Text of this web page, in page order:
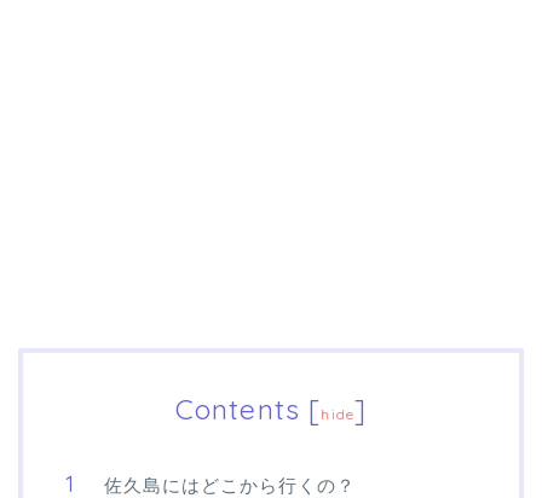
Contents [ hide]
佐久島にはどこから行くの？